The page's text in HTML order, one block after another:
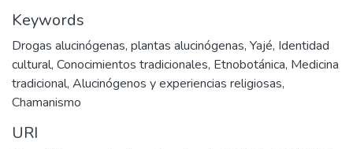
Keywords
Drogas alucinógenas, plantas alucinógenas, Yajé, Identidad
cultural, Conocimientos tradicionales, Etnobotánica, Medicina
tradicional, Alucinógenos y experiencias religiosas,
Chamanismo
URI